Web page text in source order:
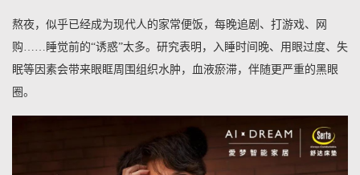
熬夜，似乎已经成为现代人的家常便饭，每晚追剧、打游戏、网
购……睡觉前的“诱惑”太多。研究表明，入睡时间晚、用眼过度、失
眠等因素会带来眼眶周围组织水肿，血液瘀滞，伴随更严重的黑眼
圈。